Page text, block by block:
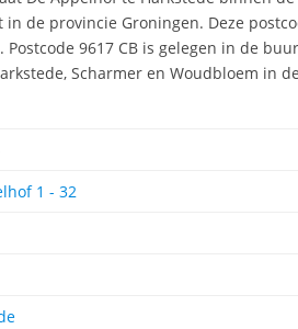
de provincie Groningen. Deze
9617 CB is gelegen in de
Scharmer en Woudbloem in de
1 - 32